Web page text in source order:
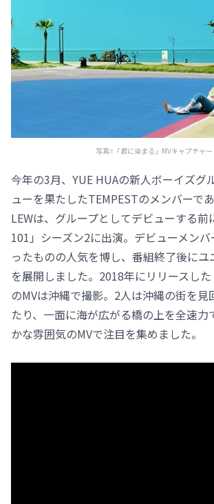
写真=「君に染まる」MVキャプチャー
今年の3月、YUE HUAの新人ボーイズグ
ューを果たしたTEMPESTのメンバーで
LEWは、グループとしてデビューする前
101」シーズン2に出演。デビューメン
ったものの人気を博し、番組終了後にユ
を展開しました。2018年にリリースした
のMVは沖縄で撮影。2人は沖縄の街を見
たり、一面に海が広がる橋の上を全速力
かな雰囲気のMVで注目を集めました。